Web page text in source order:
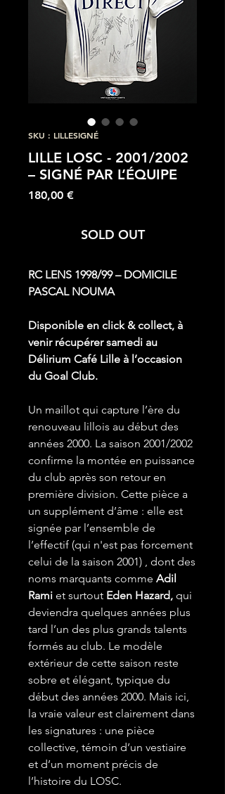
SKU : LILLESIGNÉ
LILLE LOSC - 2001/2002
– SIGNÉ PAR L’ÉQUIPE
180,00 €Prix
SOLD OUT
RC LENS 1998/99 – DOMICILE
PASCAL NOUMA
Disponible en click & collect, à
venir récupérer samedi au
Délirium Café Lille à l’occasion
du Goal Club.
Un maillot qui capture l’ère du
renouveau lillois au début des
années 2000. La saison 2001/2002
confirme la montée en puissance
du club après son retour en
première division. Cette pièce a
un supplément d’âme : elle est
signée par l’ensemble de
l’effectif (qui n'est pas forcement
celui de la saison 2001) , dont des
noms marquants comme Adil
Rami et surtout Eden Hazard, qui
deviendra quelques années plus
tard l’un des plus grands talents
formés au club. Le modèle
extérieur de cette saison reste
sobre et élégant, typique du
début des années 2000. Mais ici,
la vraie valeur est clairement dans
les signatures : une pièce
collective, témoin d’un vestiaire
et d’un moment précis de
l’histoire du LOSC.